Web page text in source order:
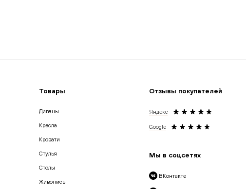
Товары
Диваны
Кресла
Кровати
Cтулья
Столы
Живопись
Отзывы покупателей
Яндекс
Google
Мы в соцсетях
ВКонтакте